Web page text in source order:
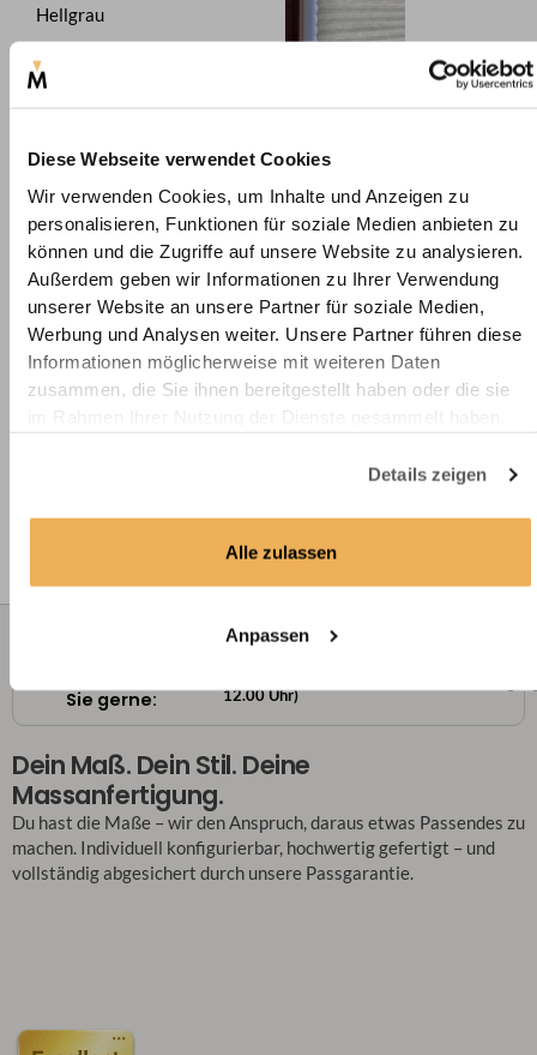
Diese Webseite verwendet Cookies
Wir verwenden Cookies, um Inhalte und Anzeigen zu
personalisieren, Funktionen für soziale Medien anbieten zu
können und die Zugriffe auf unsere Website zu analysieren.
Außerdem geben wir Informationen zu Ihrer Verwendung
unserer Website an unsere Partner für soziale Medien,
Werbung und Analysen weiter. Unsere Partner führen diese
Informationen möglicherweise mit weiteren Daten
zusammen, die Sie ihnen bereitgestellt haben oder die sie
Details zeigen
Alle zulassen
Anpassen
Hellgrau
Schwarz
Stoffmuster - Blickdichtes
Wabenplissee - Unifarben -
Kreideblau
Sie gerne:
+49 221 2926
12.00 Uhr)
Dein Maß. Dein Stil. Deine
Massanfertigung.
Du hast die Maße – wir den Anspruch, daraus etwas Passendes zu
machen. Individuell konfigurierbar, hochwertig gefertigt – und
vollständig abgesichert durch unsere Passgarantie.